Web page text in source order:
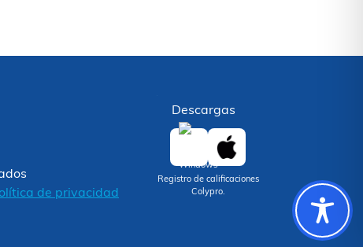
de privacidad
Descargas
Registro de calificaciones
Colypro.